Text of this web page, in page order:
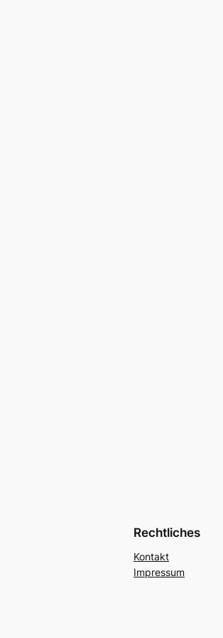
Rechtliches
Kontakt
Impressum